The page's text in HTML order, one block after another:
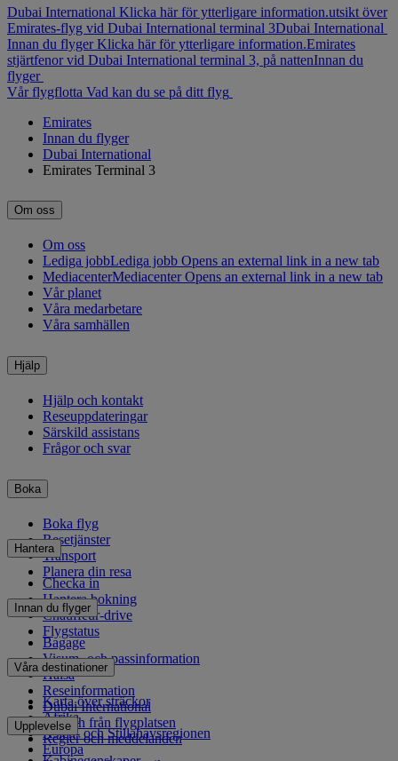
Dubai International Klicka här för ytterligare information.utsikt över
Emirates-flyg vid Dubai International terminal 3Dubai International
Innan du flyger Klicka här för ytterligare information.Emirates
stjärtfenor vid Dubai International terminal 3, på nattenInnan du
flyger
Vår flygflotta Vad kan du se på ditt flyg
Emirates
Innan du flyger
Dubai International
Emirates Terminal 3
Om oss
Om oss
Lediga jobbLediga jobb Opens an external link in a new tab
MediacenterMediacenter Opens an external link in a new tab
Vår planet
Våra medarbetare
Våra samhällen
Hjälp
Hjälp och kontakt
Reseuppdateringar
Särskild assistans
Frågor och svar
Boka
Boka flyg
Resetjänster
Transport
Planera din resa
Hantera
Checka in
Hantera bokning
Chauffeur-drive
Flygstatus
Innan du flyger
Bagage
Visum- och passinformation
Hälsa
Reseinformation
Dubai International
Till och från flygplatsen
Regler och meddelanden
Våra destinationer
Karta över sträckor
Afrika
Asien- och Stillahavsregionen
Europa
Upplevelse